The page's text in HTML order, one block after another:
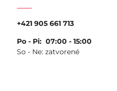
+421 905 661 713
Po - Pi: 07:00 - 15:00
So - Ne: zatvorené